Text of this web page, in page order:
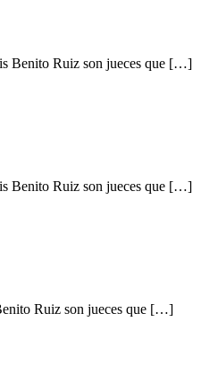
Benito Ruiz son jueces que […]
Benito Ruiz son jueces que […]
Ruiz son jueces que […]